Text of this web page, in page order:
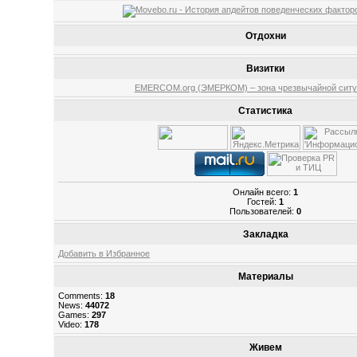
Отдохни
Визитки
EMERCOM.org (ЭМЕРКОМ) – зона чрезвычайной
Статистика
Онлайн всего:1
Гостей:1
Пользователей:0
Закладка
Добавить в Избранное
Материалы
Comments:18
News:44072
Games:297
Video:178
Живем